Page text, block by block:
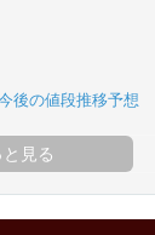
後の値段推移予想